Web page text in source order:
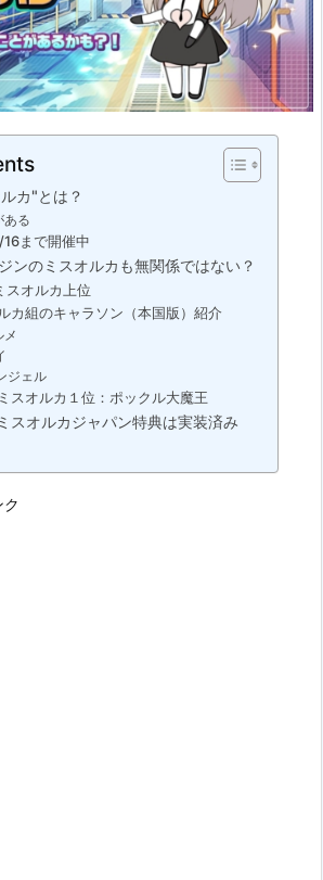
カ"とは？
ある
まで開催中
ンのミスオルカも無関係ではない？
スオルカ上位
カ組のキャラソン（本国版）紹介
メ
ジェル
スオルカ１位：ポックル大魔王
オルカジャパン特典は実装済み